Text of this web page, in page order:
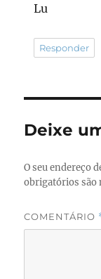
Lu
Responder
Deixe
O seu endereço
obrigatórios são
COMENTÁRIO